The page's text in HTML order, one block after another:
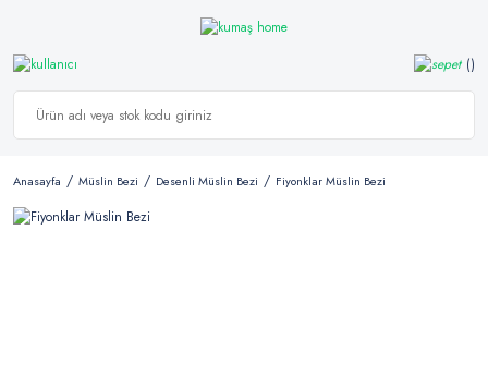
Anasayfa Müslin Bezi Desenli Müslin Bezi Fiyonklar Müslin Bezi